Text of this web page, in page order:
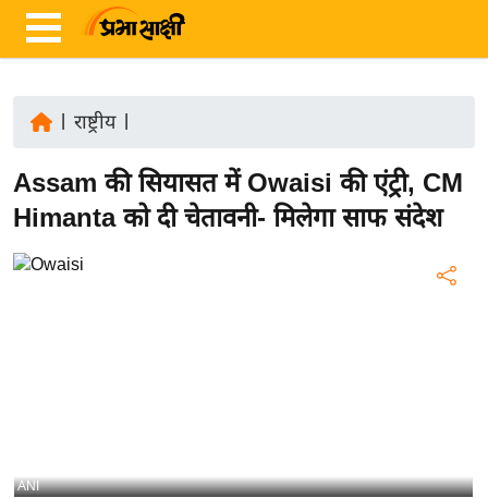
ज़ा
ख
र
ष्ट्री
राष्ट्रीय|
Assam की सियासत में Owaisi की एंट्री, CM
Himanta को दी चेतावनी- मिलेगा साफ संदेश
ANI